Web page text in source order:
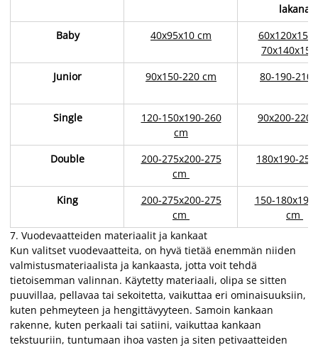
lakana
Baby
40x95x10 cm
60x120x15
70x140x15
Junior
90x150-220 cm 80-190-210
Single
120-150x190-260
cm
90x200-220
Double
200-275x200-275
cm
180x190-
King
200-275x200-275
cm
150-
cm
7. Vuodevaatteiden materiaalit ja kankaat
Kun valitset vuodevaatteita, on hyvä tietää enemmän niiden
valmistusmateriaalista ja kankaasta, jotta voit tehdä
tietoisemman valinnan. Käytetty materiaali, olipa se sitten
puuvillaa, pellavaa tai sekoitetta, vaikuttaa eri ominaisuuksiin,
kuten pehmeyteen ja hengittävyyteen. Samoin kankaan
rakenne, kuten perkaali tai satiini, vaikuttaa kankaan
tekstuuriin, tuntumaan ihoa vasten ja siten petivaatteiden